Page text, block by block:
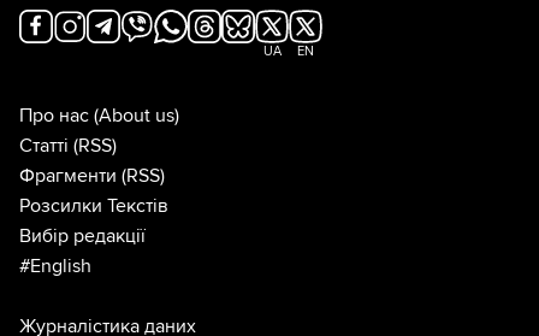
UA EN
Про нас (About us)
Статті (RSS)
Фрагменти (RSS)
Розсилки Текстів
Вибір редакції
#English
Журналістика даних